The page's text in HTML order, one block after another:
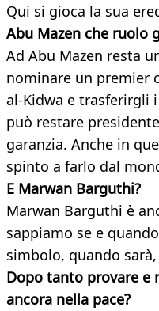
Qui si gioca la sua
Abu Mazen che ruolo
Ad Abu Mazen resta
nominare un premier
al-Kidwa e trasferirgli
può restare
garanzia. Anche in
spinto a farlo dal
E Marwan Barguthi?
Marwan Barguthi è
sappiamo se e
simbolo, quando
Dopo tanto provare e
ancora nella pace?